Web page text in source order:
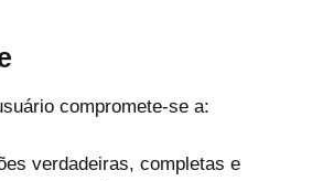
compromete-se a:
verdadeiras, completas e